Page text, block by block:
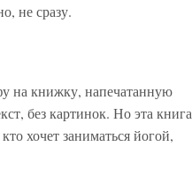
не сразу.
на книжку, напечатанную
без картинок. Но эта книга
хочет заниматься йогой,